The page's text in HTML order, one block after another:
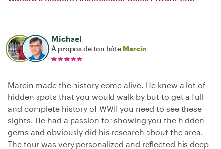
Michael
À propos de ton hôte Marcin
Marcin made the history come alive. He knew a lot of
hidden spots that you would walk by but to get a full
and complete history of WWII you need to see these
sights. He had a passion for showing you the hidden
gems and obviously did his research about the area.
The tour was very personalized and reflected his deep